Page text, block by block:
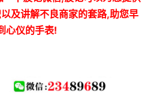
及讲解不良商家的套路,助您早
心仪的手表!